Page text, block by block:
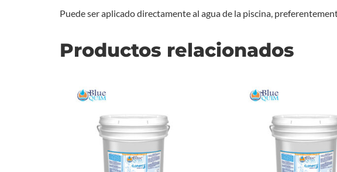
Puede ser aplicado directamente al agua de la piscina,
Productos relacionados